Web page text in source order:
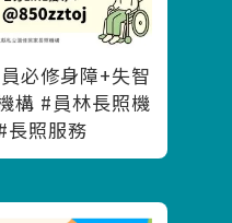
必修身障+失智
構 #員林長照機
長照服務